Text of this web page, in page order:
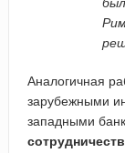
Аналогичная
зарубежными
западными